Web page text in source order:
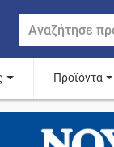
Προϊόντα